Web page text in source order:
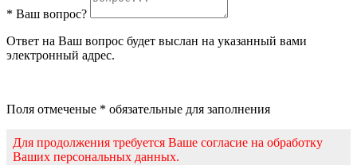
* Ваш вопрос?
Ответ на Ваш вопрос будет выслан на указанный вами
электронный адрес.
Поля отмеченые * обязательные для заполнения
Для продолжения требуется Ваше согласие на обработку
Ваших персональных данных.